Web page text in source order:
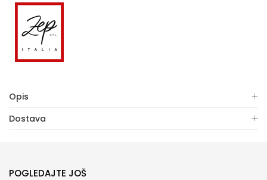
Opis
Dostava
POGLEDAJTE JOŠ